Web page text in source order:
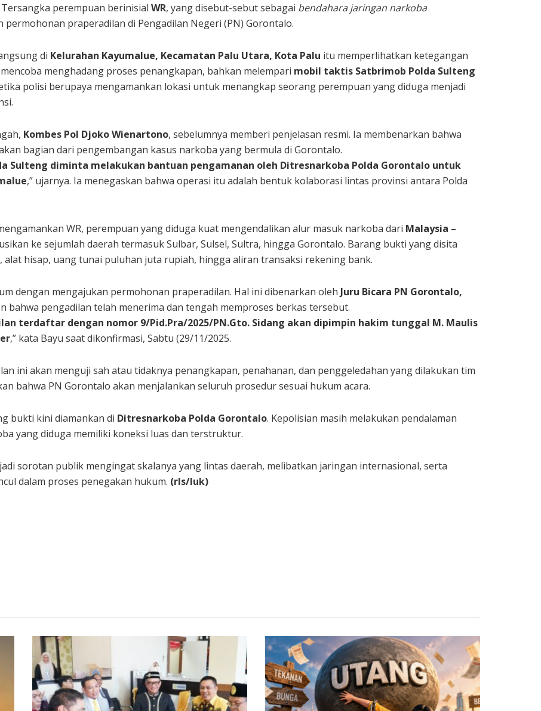
perempuan berinisial WR, yang disebut-sebut sebagai bendahara jaringan narkoba
permohonan praperadilan di Pengadilan Negeri (PN) Gorontalo.
di Kelurahan Kayumalue, Kecamatan Palu Utara, Kota Palu itu memperlihatkan ketegangan
menghadang proses penangkapan, bahkan melempari mobil taktis Satbrimob Polda Sulteng
polisi berupaya mengamankan lokasi untuk menangkap seorang perempuan yang diduga menjadi
Kombes Pol Djoko Wienartono, sebelumnya memberi penjelasan resmi. Ia membenarkan bahwa
bagian dari pengembangan kasus narkoba yang bermula di Gorontalo.
Sulteng diminta melakukan bantuan pengamanan oleh Ditresnarkoba Polda Gorontalo untuk
,” ujarnya. Ia menegaskan bahwa operasi itu adalah bentuk kolaborasi lintas provinsi antara Polda
WR, perempuan yang diduga kuat mengendalikan alur masuk narkoba dari Malaysia –
ke sejumlah daerah termasuk Sulbar, Sulsel, Sultra, hingga Gorontalo. Barang bukti yang disita
alat hisap, uang tunai puluhan juta rupiah, hingga aliran transaksi rekening bank.
dengan mengajukan permohonan praperadilan. Hal ini dibenarkan oleh Juru Bicara PN Gorontalo,
bahwa pengadilan telah menerima dan tengah memproses berkas tersebut.
terdaftar dengan nomor 9/Pid.Pra/2025/PN.Gto. Sidang akan dipimpin hakim tunggal M. Maulis
,” kata Bayu saat dikonfirmasi, Sabtu (29/11/2025.
ini akan menguji sah atau tidaknya penangkapan, penahanan, dan penggeledahan yang dilakukan tim
bahwa PN Gorontalo akan menjalankan seluruh prosedur sesuai hukum acara.
bukti kini diamankan di Ditresnarkoba Polda Gorontalo. Kepolisian masih melakukan pendalaman
yang diduga memiliki koneksi luas dan terstruktur.
sorotan publik mengingat skalanya yang lintas daerah, melibatkan jaringan internasional, serta
dalam proses penegakan hukum. (rls/luk)